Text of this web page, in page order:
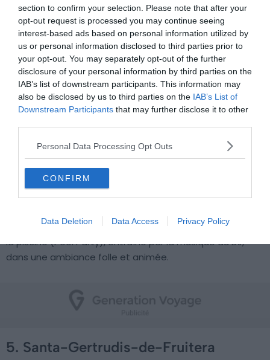
section to confirm your selection. Please note that after your
opt-out request is processed you may continue seeing
interest-based ads based on personal information utilized by
us or personal information disclosed to third parties prior to
your opt-out. You may separately opt-out of the further
disclosure of your personal information by third parties on the
IAB’s list of downstream participants. This information may
also be disclosed by us to third parties on the IAB’s List of
Downstream Participants that may further disclose it to other
Personal Data Processing Opt Outs
CONFIRM
Data Deletion Data Access Privacy Policy
Portmany, la vie nocturne est très animée et chérie. Tout
comme Portinatx, Sant-Antoni-de-Portmany était un
port de pêche, mais il a évolué et est désormais une
station balnéaire extrêmement populaire. Avecde très
nombreux hôtelset établissements de restauration ou
divertissement, la ville attire ! Si vous recherchez la fête,
vous la trouverez ; si vous souhaitez découvrir les sports
nautiques ou vous adonnez au farniente sur la plage,
C’est en centre-ville que se concentre la majeure partie
des restaurants, clubs et bars et que la folie prend vie.
D’ailleurs, si vous souhaitez vivre l’expérience d’un
Vous y dégusterez vos cocktails les pieds dans l’eau de
la piscine (Pool Party), entraîné par la musique du DJ,
dans une ambiance folle et animée.
5. Santa-Gertrudis-de-Fruitera